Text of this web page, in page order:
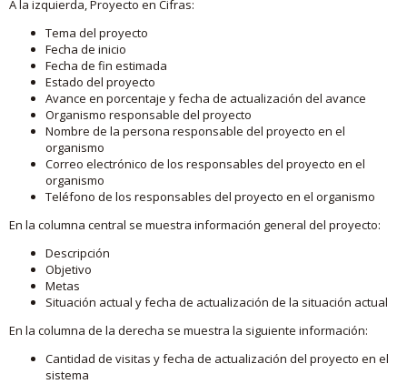
A la izquierda, Proyecto en Cifras:
Tema del proyecto
Fecha de inicio
Fecha de fin estimada
Estado del proyecto
Avance en porcentaje y fecha de actualización del avance
Organismo responsable del proyecto
Nombre de la persona responsable del proyecto en el
organismo
Correo electrónico de los responsables del proyecto en el
organismo
Teléfono de los responsables del proyecto en el organismo
En la columna central se muestra información general del proyecto:
Descripción
Objetivo
Metas
Situación actual y fecha de actualización de la situación actual
En la columna de la derecha se muestra la siguiente información:
Cantidad de visitas y fecha de actualización del proyecto en el
sistema